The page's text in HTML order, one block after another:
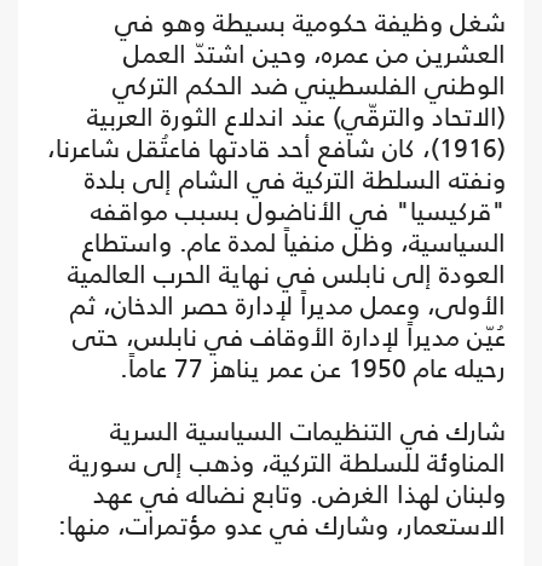
شغل وظيفة حكومية بسيطة وهو في
العشرين من عمره، وحين اشتدّ العمل
الوطني الفلسطيني ضد الحكم التركي
(الاتحاد والترقّي) عند اندلاع الثورة العربية
(1916)، كان شافع أحد قادتها فاعتُقل شاعرنا،
ونفته السلطة التركية في الشام إلى بلدة
"قركيسيا" في الأناضول بسبب مواقفه
السياسية، وظل منفياً لمدة عام. واستطاع
العودة إلى نابلس في نهاية الحرب العالمية
الأولى، وعمل مديراً لإدارة حصر الدخان، ثم
عُيّن مديراً لإدارة الأوقاف في نابلس، حتى
رحيله عام 1950 عن عمر يناهز 77 عاماً.
شارك في التنظيمات السياسية السرية
المناوئة للسلطة التركية، وذهب إلى سورية
ولبنان لهذا الغرض. وتابع نضاله في عهد
الاستعمار، وشارك في عدو مؤتمرات، منها: